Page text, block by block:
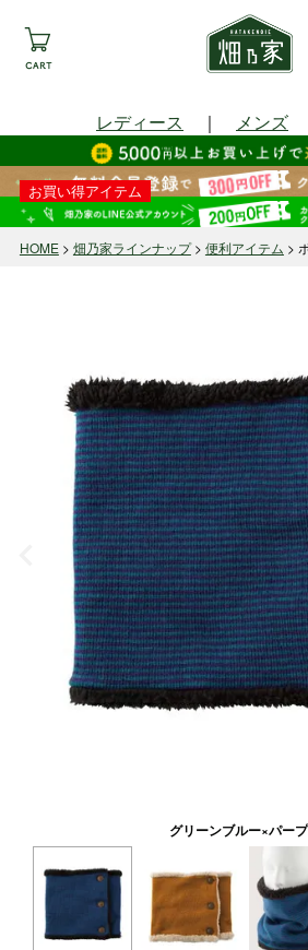
レディース ｜ メンズ
HOME 畑乃家ラインナップ 便利アイテム
グリーンブルー×パー
お買い得アイテム